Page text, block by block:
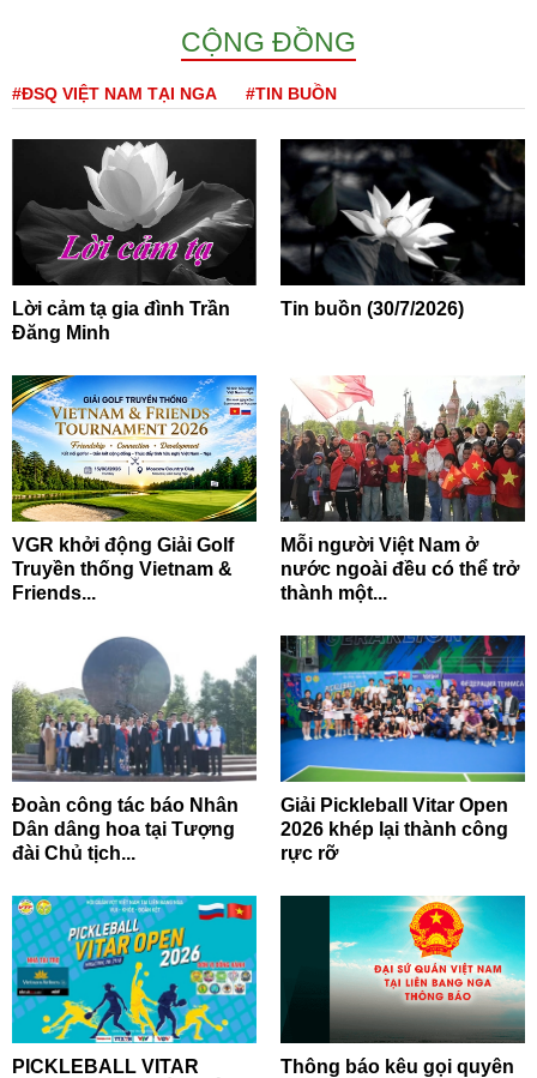
CỘNG ĐỒNG
#ĐSQ VIỆT NAM TẠI NGA #TIN BUỒN
Lời cảm tạ gia đình Trần
Đăng Minh
Tin buồn (30/7/2026)
VGR khởi động Giải Golf
Truyền thống Vietnam &
Friends...
Mỗi người Việt Nam ở
nước ngoài đều có thể trở
thành một...
Đoàn công tác báo Nhân
Dân dâng hoa tại Tượng
đài Chủ tịch...
Giải Pickleball Vitar Open
2026 khép lại thành công
rực rỡ
PICKLEBALL VITAR
Thông báo kêu gọi quyên